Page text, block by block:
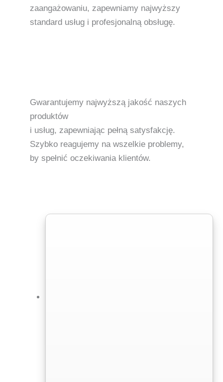
zaangażowaniu, zapewniamy najwyższy
standard usług i profesjonalną obsługę.
Gwarantujemy najwyższą jakość naszych
produktów
i usług, zapewniając pełną satysfakcję.
Szybko reagujemy na wszelkie problemy,
by spełnić oczekiwania klientów.